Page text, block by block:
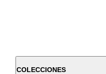
COLECCIONES